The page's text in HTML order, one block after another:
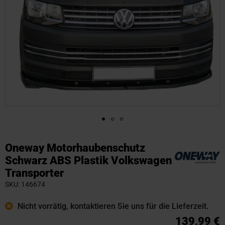
Oneway Motorhaubenschutz
Schwarz ABS Plastik Volkswagen
Transporter
SKU 146674
Nicht vorrätig, kontaktieren Sie uns für die Lieferzeit.
139,99 €
Anfang
der
Bildgalerie
springen